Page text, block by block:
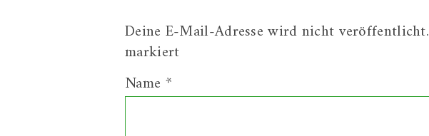
Deine E-Mail-Adresse wird nicht veröffentlicht.
markiert
Name *